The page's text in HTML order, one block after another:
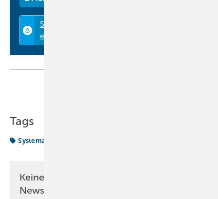
Tags
Systemair
Keine Zeit? Kein Problem mit dem KK
Newsletter!